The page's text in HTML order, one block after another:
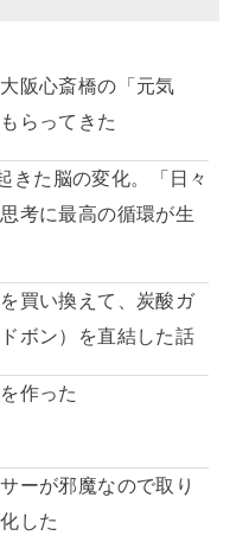
阪心斎橋の「元気
らってきた
きた脳の変化。「日々
考に最高の循環が生
買い換えて、炭酸ガ
ボン）を直結した話
作った
ーが邪魔なので取り
した